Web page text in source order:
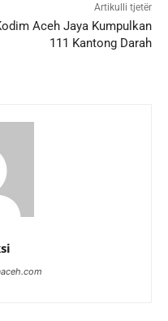
Artikulli tjetër
Aceh Jaya Kumpulkan
111 Kantong Darah